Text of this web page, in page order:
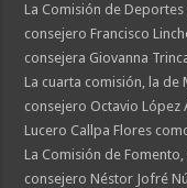
La Comisión de
consejero Francisco
consejera Giovanna
La cuarta comisión, la de
consejero Octavio López
Lucero Callpa Flores
La Comisión de
consejero Néstor Jofré